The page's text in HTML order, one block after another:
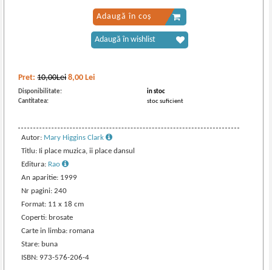
Pret:10,00Lei 8,00 Lei
Disponibilitate:
in stoc
Cantitatea:
stoc suficient
Autor: Mary Higgins Clark
Titlu: Ii place muzica, ii place dansul
Editura: Rao
An aparitie: 1999
Nr pagini: 240
Format: 11 x 18 cm
Coperti: brosate
Carte in limba: romana
Stare: buna
ISBN: 973-576-206-4
Adaugă în coș
Adaugă în wishlist